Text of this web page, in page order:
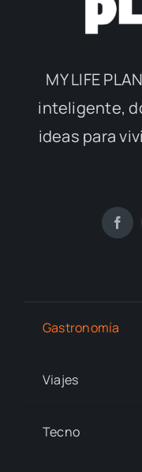
MY LIFE
inteligente,
ideas para
Gastronomía
Viajes
Tecno